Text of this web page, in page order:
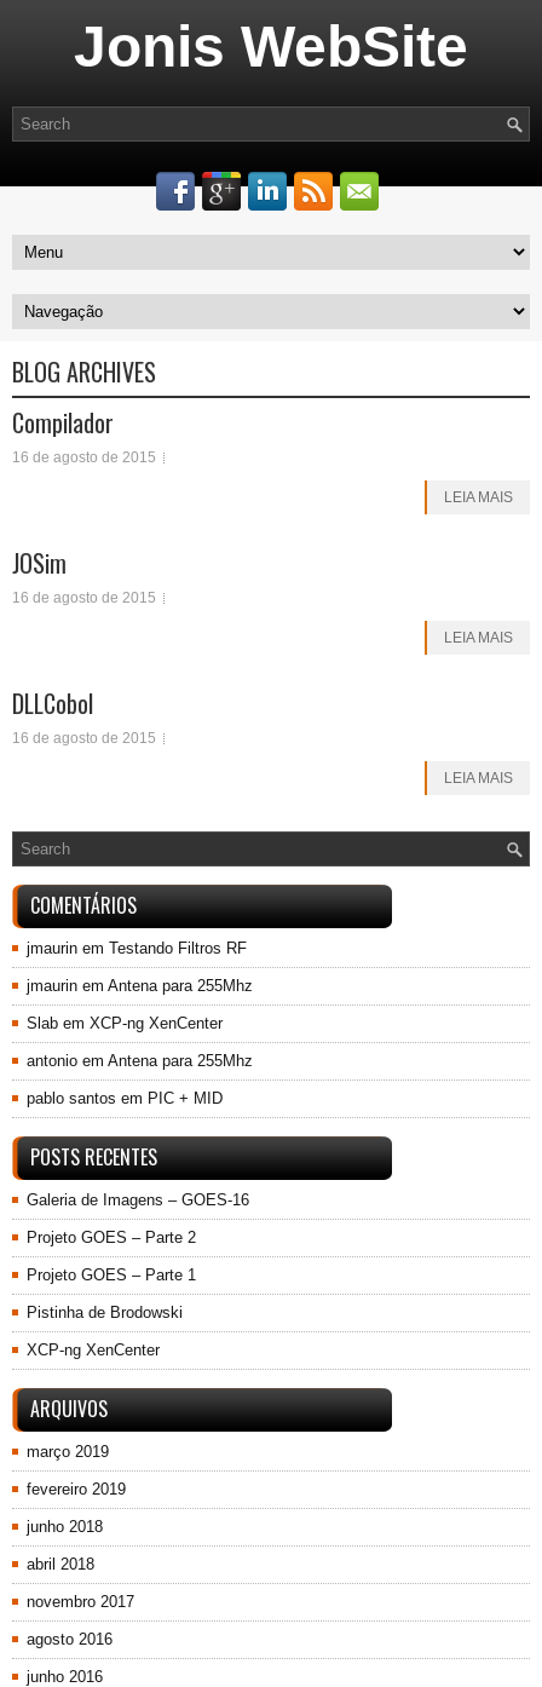
Jonis WebSite
BLOG ARCHIVES
Compilador
16 de agosto de 2015
LEIA MAIS
JOSim
16 de agosto de 2015
LEIA MAIS
DLLCobol
16 de agosto de 2015
LEIA MAIS
COMENTÁRIOS
jmaurin em Testando Filtros RF
jmaurin em Antena para 255Mhz
Slab em XCP-ng XenCenter
antonio em Antena para 255Mhz
pablo santos em PIC + MID
POSTS RECENTES
Galeria de Imagens – GOES-16
Projeto GOES – Parte 2
Projeto GOES – Parte 1
Pistinha de Brodowski
XCP-ng XenCenter
ARQUIVOS
março 2019
fevereiro 2019
junho 2018
abril 2018
novembro 2017
agosto 2016
junho 2016